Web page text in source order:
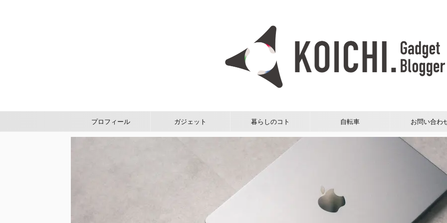
プロフィール ガジェット 暮らしのコト 自転車 お問い合わ